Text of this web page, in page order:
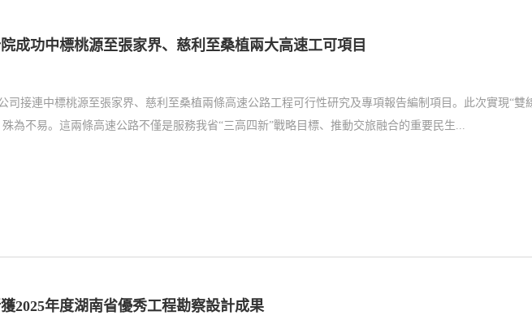
成功中標桃源至張家界、慈利至桑植兩大高速工可項目
司接連中標桃源至張家界、慈利至桑植兩條高速公路工程可行性研究及專項報告編制項目。此次實現“雙
為不易。這兩條高速公路不僅是服務我省“三高四新”戰略目標、推動交旅融合的重要民生...
2025年度湖南省優秀工程勘察設計成果